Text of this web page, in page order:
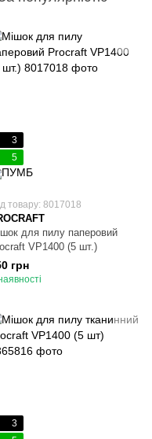
3
5
товару: 8017018
для пилу паперовий
VP1400 (5 шт.)
грн
3